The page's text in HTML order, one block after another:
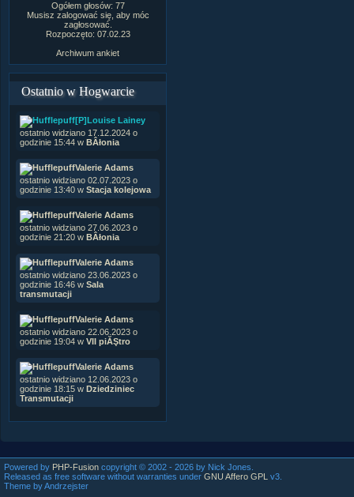
Ogółem głosów: 77
Musisz zalogować się, aby móc
zagłosować.
Rozpoczęto: 07.02.23
Archiwum ankiet
Ostatnio w Hogwarcie
[P]Louise Lainey
ostatnio widziano 17.12.2024 o
godzinie 15:44 w BÂłonia
Valerie Adams
ostatnio widziano 02.07.2023 o
godzinie 13:40 w Stacja kolejowa
Valerie Adams
ostatnio widziano 27.06.2023 o
godzinie 21:20 w BÂłonia
Valerie Adams
ostatnio widziano 23.06.2023 o
godzinie 16:46 w Sala
transmutacji
Valerie Adams
ostatnio widziano 22.06.2023 o
godzinie 19:04 w VII piĂŞtro
Valerie Adams
ostatnio widziano 12.06.2023 o
godzinie 18:15 w Dziedziniec
Transmutacji
Powered by PHP-Fusion copyright © 2002 - 2026 by Nick Jones.
Released as free software without warranties under GNU Affero GPL
v3.
Theme by Andrzejster